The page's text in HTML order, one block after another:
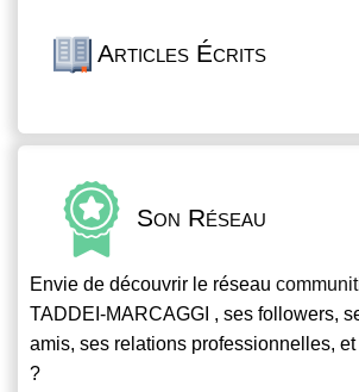
Articles Écrits
Son Réseau
Envie de découvrir le réseau
TADDEI-MARCAGGI , ses followers,
amis, ses relations professionnelles,
?